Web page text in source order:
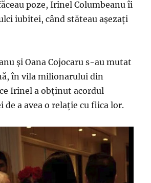
poze, Irinel Columbeanu îi
iubitei, când stăteau așezați
și Oana Cojocaru s-au mutat
în vila milionarului din
Irinel a obținut acordul
de a avea o relație cu fiica lor.